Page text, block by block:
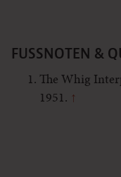
FUSSNOTEN &
The Whig
1951. ↑